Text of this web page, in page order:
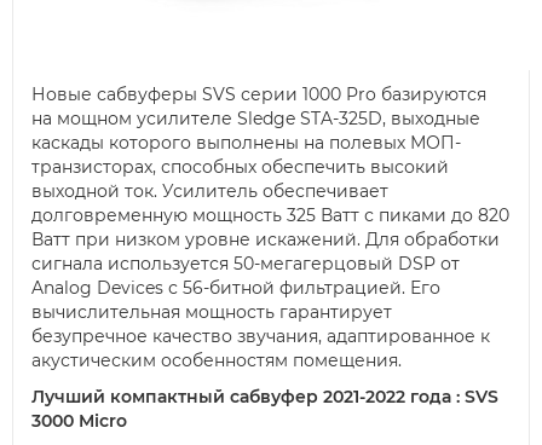
Новые сабвуферы SVS серии 1000 Pro базируются
на мощном усилителе Sledge STA-325D, выходные
каскады которого выполнены на полевых МОП-
транзисторах, способных обеспечить высокий
выходной ток. Усилитель обеспечивает
долговременную мощность 325 Ватт с пиками до 820
Ватт при низком уровне искажений. Для обработки
сигнала используется 50-мегагерцовый DSP от
Analog Devices с 56-битной фильтрацией. Его
вычислительная мощность гарантирует
безупречное качество звучания, адаптированное к
акустическим особенностям помещения.
Лучший компактный сабвуфер 2021-2022 года : SVS
3000 Micro